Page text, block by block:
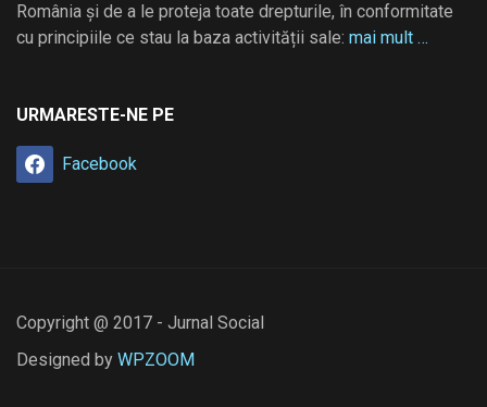
România și de a le proteja toate drepturile, în conformitate
cu principiile ce stau la baza activității sale: mai mult …
URMARESTE-NE PE
Facebook
Copyright @ 2017 - Jurnal Social
Designed by WPZOOM